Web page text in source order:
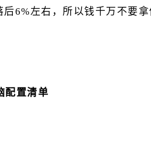
6%左右，所以钱千万不要
配置清单